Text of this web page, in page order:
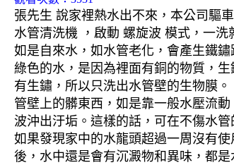
張先生 說家裡熱水出不來，本公司驅
水管清洗機 ，啟動 螺旋波 模式，一
如是自來水，如水管老化，會產生鐵
綠色的水，是因為裡面有銅的物質，
有生鏽，所以只洗出水管壁的生物膜。
管壁上的髒東西，如是靠一般水壓流
波沖出汙垢。這樣的話，可在不傷水
如果發現家中的水龍頭超過一周沒有
後，水中還是會有沉澱物和異味，都